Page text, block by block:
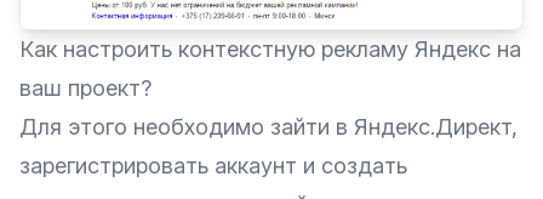
Как настроить контекстную рекламу Яндекс на
ваш проект?
Для этого необходимо зайти в Яндекс.Директ,
зарегистрировать аккаунт и создать